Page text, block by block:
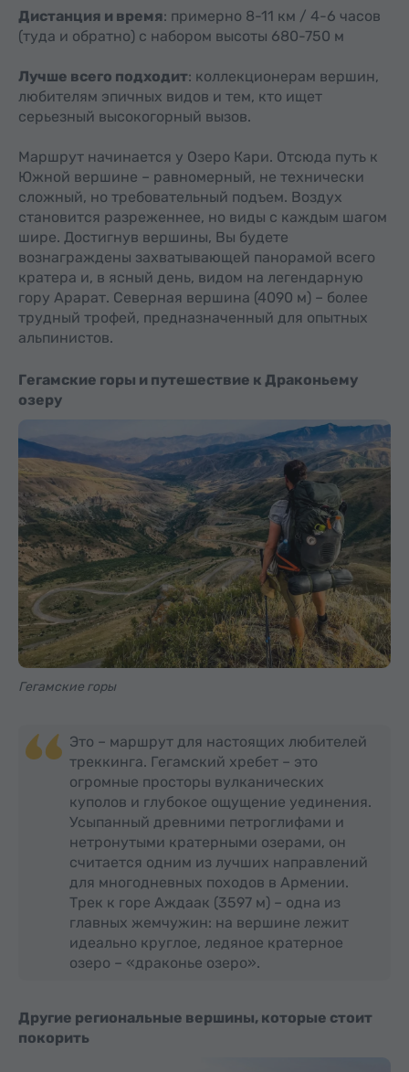
Дистанция и время: примерно 8-11 км / 4-6 часов
(туда и обратно) с набором высоты 680-750 м
Лучше всего подходит: коллекционерам вершин,
любителям эпичных видов и тем, кто ищет
серьезный высокогорный вызов.
Маршрут начинается у Озеро Кари. Отсюда путь к
Южной вершине – равномерный, не технически
сложный, но требовательный подъем. Воздух
становится разреженнее, но виды с каждым шагом
шире. Достигнув вершины, Вы будете
вознаграждены захватывающей панорамой всего
кратера и, в ясный день, видом на легендарную
гору Арарат. Северная вершина (4090 м) – более
трудный трофей, предназначенный для опытных
альпинистов.
Гегамские горы и путешествие к Драконьему
озеру
Гегамские горы
Это – маршрут для настоящих любителей
треккинга. Гегамский хребет – это
огромные просторы вулканических
куполов и глубокое ощущение уединения.
Усыпанный древними петроглифами и
нетронутыми кратерными озерами, он
считается одним из лучших направлений
для многодневных походов в Армении.
Трек к горе Аждаак (3597 м) – одна из
главных жемчужин: на вершине лежит
идеально круглое, ледяное кратерное
озеро – «драконье озеро».
Другие региональные вершины, которые стоит
покорить